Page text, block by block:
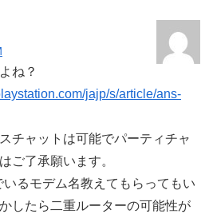
ね？
jajp/s/article/ans-
チャットは可能でパーティチャ
ご了承願います。
るモデム名教えてもらってもい
したら二重ルーターの可能性が